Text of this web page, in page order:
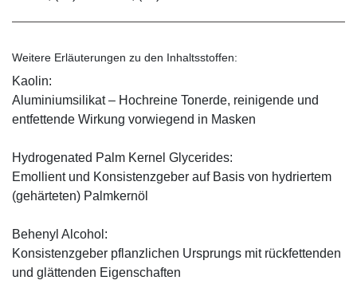
Weitere Erläuterungen zu den Inhaltsstoffen:
Kaolin:
Aluminiumsilikat – Hochreine Tonerde, reinigende und
entfettende Wirkung vorwiegend in Masken
Hydrogenated Palm Kernel Glycerides:
Emollient und Konsistenzgeber auf Basis von hydriertem
(gehärteten) Palmkernöl
Behenyl Alcohol:
Konsistenzgeber pflanzlichen Ursprungs mit rückfettenden
und glättenden Eigenschaften